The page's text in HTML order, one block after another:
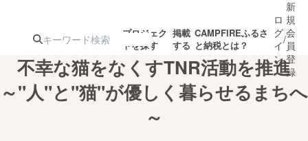
プロジェク
トを探す
注目の新着プロ
掲載
する
CAMPFIREふるさ
と納税とは？
ロ
グ
イ
ン
/
新
規
会
員
登
録
不幸な猫をなくすTNR活動を推進
～"人"と"猫"が優しく暮らせるまちへ
～